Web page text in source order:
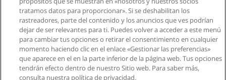
tratamos datos para proporcionar». Si se deshabilitan los
rastreadores, parte del contenido y los anuncios que ves podrían
dejar de ser relevantes para ti. Puedes volver a acceder a este menú
para cambiar tus opciones o retirar el consentimiento en cualquier
momento haciendo clic en el enlace «Gestionar las preferencias»
que aparece en el en la parte inferior de la página web. Tus opciones
tendrán efecto dentro de nuestro Sitio web. Para saber más,
consulta nuestra política de privacidad.